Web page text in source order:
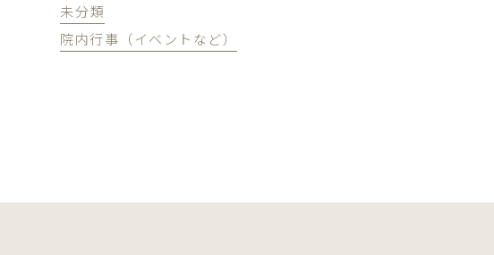
未分類
院内行事（イベントなど）